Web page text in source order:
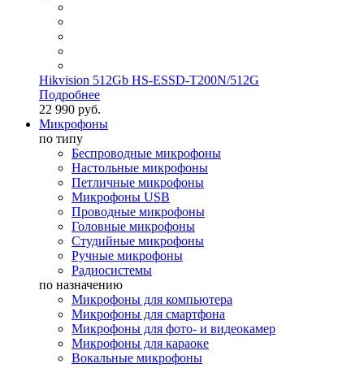
Hikvision 512Gb HS-ESSD-T200N/512G
Подробнее
22 990 руб.
Микрофоны
по типу
Беспроводные микрофоны
Настольные микрофоны
Петличные микрофоны
Микрофоны USB
Проводные микрофоны
Головные микрофоны
Студийные микрофоны
Ручные микрофоны
Радиосистемы
по назначению
Микрофоны для компьютера
Микрофоны для смартфона
Микрофоны для фото- и видеокамер
Микрофоны для караоке
Вокальные микрофоны